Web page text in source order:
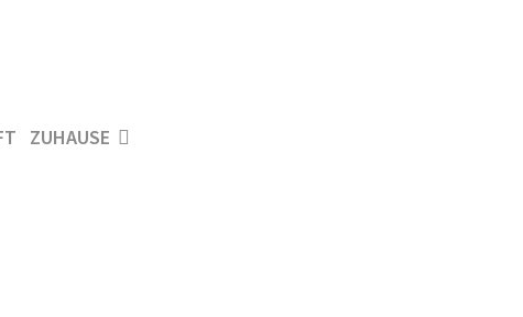
ZUHAUSE